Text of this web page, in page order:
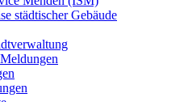
städtischer Gebäude